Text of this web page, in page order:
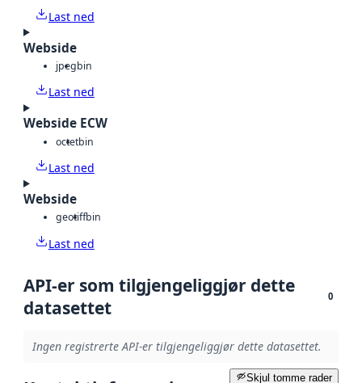
Last ned
Webside
jpegbin
Last ned
Webside ECW
octetbin
Last ned
Webside
geotiffbin
Last ned
API-er som tilgjengeliggjør dette
datasettet
0
Ingen registrerte API-er tilgjengeliggjør dette datasettet.
Skjul tomme rader